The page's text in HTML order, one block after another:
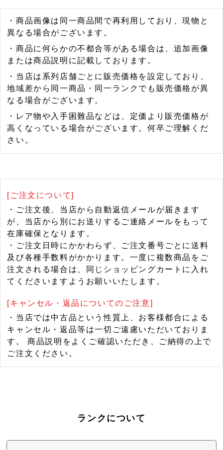
・商品画像は同一商品間で再利用しており、現物と
異なる場合がございます。
・商品に何らかの不都合等がある場合は、追加画像
または商品説明に記載しております。
・当店は系列店舗ごとに販売価格を設定しており、
地域差から同一商品・同一ランクでも販売価格が異
なる場合がございます。
・レア物や入手困難品などは、定価より販売価格が
高くなっている場合がございます。何卒ご理解くだ
さい。
[ご注文について]
・ご注文後、当店から自動返信メールが届きます
が、当店から別にお送りするご連絡メールをもって
在庫確保となります。
・ご注文日時にかかわらず、ご注文番号ごとに送料
及び各種手数料がかかります。一度に複数商品をご
注文される場合は、同じショッピングカートに入れ
てくださいますようお願いいたします。
[キャンセル・返品についてのご注意]
・当店では中古品という性質上、お客様都合による
キャンセル・返品等は一切ご遠慮いただいておりま
す。 商品説明をよくご確認いただき、ご納得の上で
ご注文ください。
ランクについて